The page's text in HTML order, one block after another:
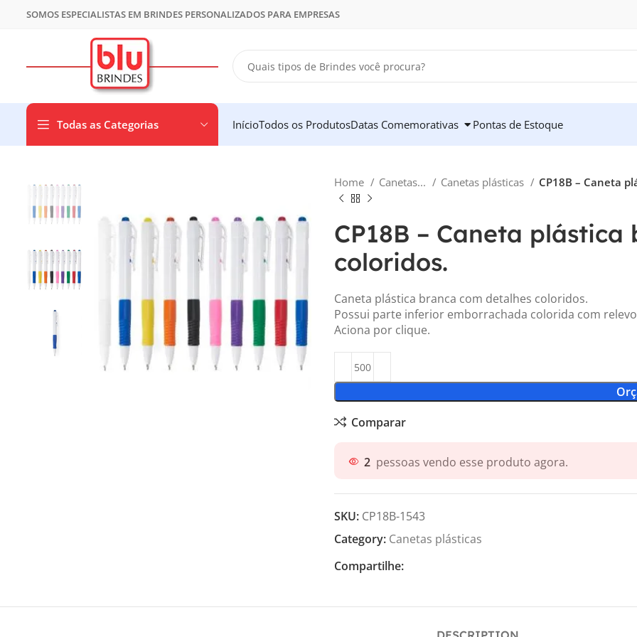
SOMOS ESPECIALISTAS EM BRINDES PERSONALIZADOS PARA EMPRESAS
Todas as Categorias InícioTodos os ProdutosDatas Comemorativas Pontas de Estoque
Home Canetas... Canetas plásticas CP18B – Caneta
CP18B – Caneta
coloridos.
Caneta plástica branca com detalhes coloridos.
Possui parte inferior emborrachada colorida com
Aciona por clique.
Comparar
2 pessoas vendo esse produto agora.
SKU: CP18B-1543
Category: Canetas plásticas
Compartilhe: